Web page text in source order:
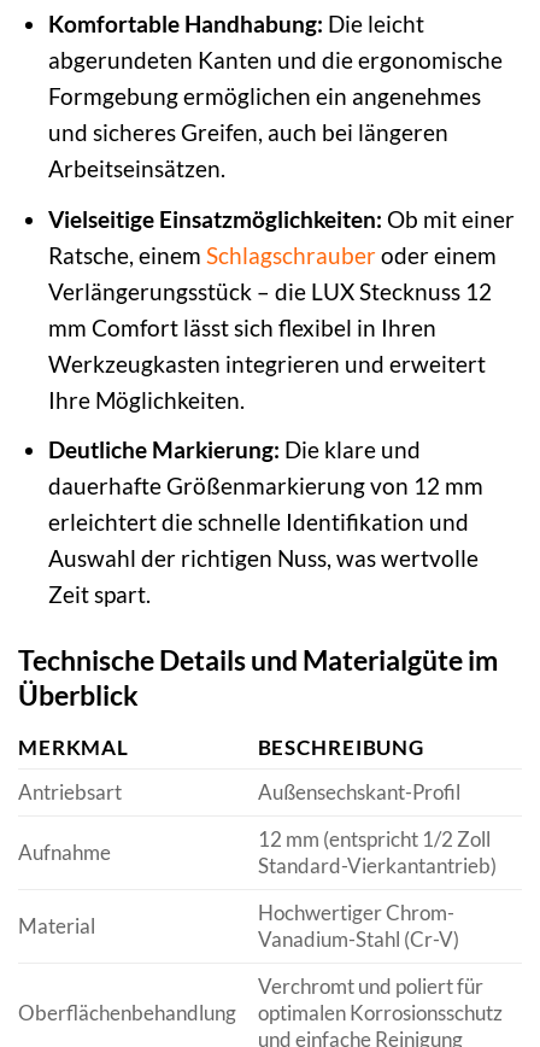
Komfortable Handhabung: Die leicht
abgerundeten Kanten und die ergonomische
Formgebung ermöglichen ein angenehmes
und sicheres Greifen, auch bei längeren
Arbeitseinsätzen.
Vielseitige Einsatzmöglichkeiten: Ob mit einer
Ratsche, einem Schlagschrauberoder einem
Verlängerungsstück – die LUX Stecknuss 12
mm Comfort lässt sich flexibel in Ihren
Werkzeugkasten integrieren und erweitert
Ihre Möglichkeiten.
Deutliche Markierung: Die klare und
dauerhafte Größenmarkierung von 12 mm
erleichtert die schnelle Identifikation und
Auswahl der richtigen Nuss, was wertvolle
Zeit spart.
Technische Details und Materialgüte im
Überblick
MERKMAL
BESCHREIBUNG
Antriebsart
Außensechskant-Profil
Aufnahme
12 mm (entspricht 1/2 Zoll
Standard-Vierkantantrieb)
Material
Hochwertiger Chrom-
Vanadium-Stahl (Cr-V)
Oberflächenbehandlung
Verchromt und poliert für
optimalen Korrosionsschutz
und einfache Reinigung